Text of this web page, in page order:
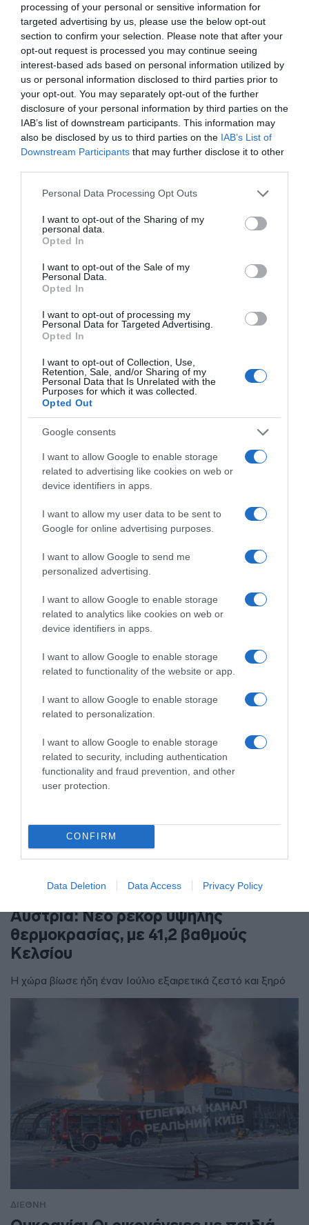
processing of your personal or sensitive information for
targeted advertising by us, please use the below opt-out
section to confirm your selection. Please note that after your
opt-out request is processed you may continue seeing
interest-based ads based on personal information utilized by
us or personal information disclosed to third parties prior to
your opt-out. You may separately opt-out of the further
disclosure of your personal information by third parties on the
IAB’s list of downstream participants. This information may
also be disclosed by us to third parties on the IAB’s List of
Downstream Participants that may further disclose it to other
Please note that this website/app uses one or more Google
not limited to your visit or usage behaviour. You may click to
grant or deny consent to Google and its third-party tags to
use your data for below specified purposes in below Google
consent section.
Personal Data Processing Opt Outs
I want to opt-out of the Sharing of my
personal data.
Opted In
I want to opt-out of the Sale of my
Personal Data.
Opted In
I want to opt-out of processing my
Personal Data for Targeted Advertising.
Opted In
I want to opt-out of Collection, Use,
Retention, Sale, and/or Sharing of my
Personal Data that Is Unrelated with the
Purposes for which it was collected.
Opted Out
Google consents
I want to allow Google to enable storage
related to advertising like cookies on web or
device identifiers in apps.
I want to allow my user data to be sent to
Google for online advertising purposes.
I want to allow Google to send me
personalized advertising.
I want to allow Google to enable storage
related to analytics like cookies on web or
device identifiers in apps.
I want to allow Google to enable storage
related to functionality of the website or app.
I want to allow Google to enable storage
related to personalization.
I want to allow Google to enable storage
related to security, including authentication
functionality and fraud prevention, and other
user protection.
CONFIRM
Data Deletion Data Access Privacy Policy
ΔΙΕΘΝΗ
που σκότωσε δύο ανθρώπους
ρίχνοντας το αυτοκίνητό του σε
Σκοτώθηκε μια μητέρα και το δίχρονο παιδί της
Αυστρία: Νέο ρεκόρ υψηλής
θερμοκρασίας, με 41,2 βαθμούς
Κελσίου
Η χώρα βίωσε ήδη έναν Ιούλιο εξαιρετικά ζεστό και ξηρό
ΔΙΕΘΝΗ